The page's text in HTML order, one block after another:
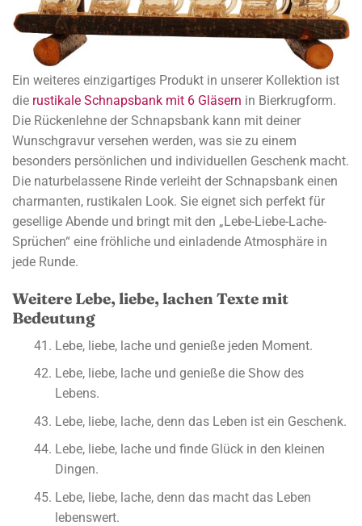
Ein weiteres einzigartiges Produkt in unserer Kollektion ist
die rustikale Schnapsbank mit 6 Gläsern in Bierkrugform.
Die Rückenlehne der Schnapsbank kann mit deiner
Wunschgravur versehen werden, was sie zu einem
besonders persönlichen und individuellen Geschenk macht.
Die naturbelassene Rinde verleiht der Schnapsbank einen
charmanten, rustikalen Look. Sie eignet sich perfekt für
gesellige Abende und bringt mit den „Lebe-Liebe-Lache-
Sprüchen“ eine fröhliche und einladende Atmosphäre in
jede Runde.
Weitere Lebe, liebe, lachen Texte mit
Bedeutung
Lebe, liebe, lache und genieße jeden Moment.
Lebe, liebe, lache und genieße die Show des
Lebens.
Lebe, liebe, lache, denn das Leben ist ein Geschenk.
Lebe, liebe, lache und finde Glück in den kleinen
Dingen.
Lebe, liebe, lache, denn das macht das Leben
lebenswert.